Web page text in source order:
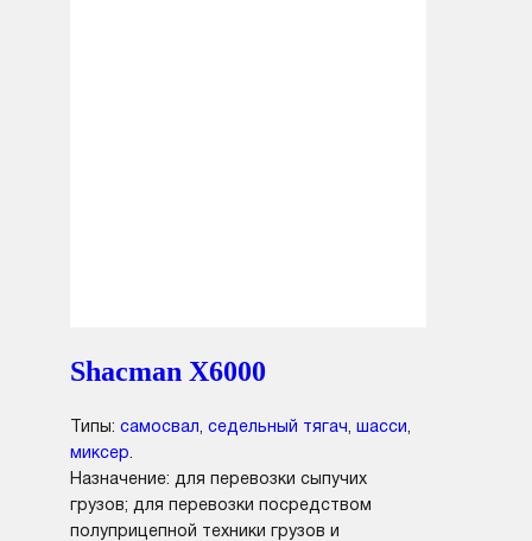
Shacman X6000
Типы: самосвал, седельный тягач, шасси,
миксер.
Назначение: для перевозки сыпучих
грузов; для перевозки посредством
полуприцепной техники грузов и